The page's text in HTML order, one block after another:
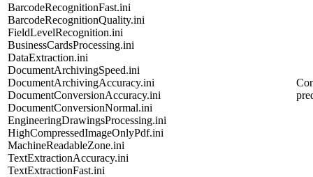
BarcodeRecognitionFast.ini
BarcodeRecognitionQuality.ini
FieldLevelRecognition.ini
BusinessCardsProcessing.ini
DataExtraction.ini
DocumentArchivingSpeed.ini
DocumentArchivingAccuracy.ini
DocumentConversionAccuracy.ini
DocumentConversionNormal.ini
EngineeringDrawingsProcessing.ini
HighCompressedImageOnlyPdf.ini
MachineReadableZone.ini
TextExtractionAccuracy.ini
TextExtractionFast.ini